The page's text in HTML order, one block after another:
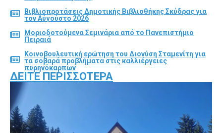
Βιβλιοπροτάσεις Δημοτικής Βιβλιοθήκης Σκύδρας για
τον Αύγούστο 2026
Μοριοδοτούμενα Σεμινάρια από το Πανεπιστήμιο
Πειραιά
Κοινοβουλευτική ερώτηση του Διονύση Σταμενίτη για
τα σοβαρά προβλήματα στις καλλιέργειες
πυρηνόκαρπων
ΔΕΊΤΕ ΠΕΡΙΣΣΌΤΕΡΑ